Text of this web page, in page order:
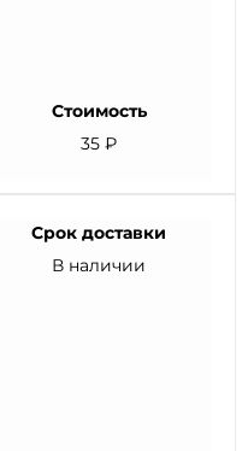
Стоимость
35 ₽
Срок доставки
В наличии